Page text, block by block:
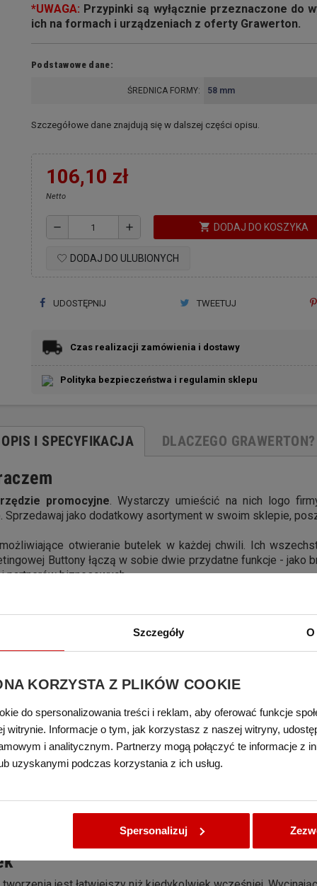
*UWAGA: Przypinki są wyłącznie przeznaczone do
ich na formach i urządzeniach z oferty Grawerton.
Podstawowe dane:
ŚREDNICA FORMY: 58 mm
Szczegółowe dane znajdują się w dalszej części opisu.
106,10 zł
Netto
remove add shopping_cart DODAJ DO KOSZYKA
DODAJ DO ULUBIONYCH
UDOSTĘPNIJ TWEETUJ
Czas realizacji zamówienia i dostawy
Polityka bezpieczeństwa i regulamin sklepu
OPIS I SPECYFIKACJA DLACZEGO GRAWERTON?
promocyjne. Wystarczy umieścić na nich logo
Sprzedawaj jako dodatkowy asortyment w swoim sklepie,
otwieranie butelek w każdej chwili. Ich
Buttony łączą w sobie dwie przydatne funkcje - jako
partnerów biznesowych.
emblematów z otwieraczem i zaskocz swoich klientów
przypinek
: metalowego otwieracza, nakładki, folii i
wykonanie własnych buttonów jest świetną zabawą!
Szczegóły O
KORZYSTA Z PLIKÓW COOKIE
do spersonalizowania treści i reklam, aby oferować funkcje
witrynie. Informacje o tym, jak korzystasz z naszej witryny,
i analitycznym. Partnerzy mogą połączyć te informacje z
uzyskanymi podczas korzystania z ich usług.
Spersonalizuj